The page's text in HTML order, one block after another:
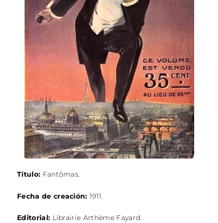
Título: Fantômas.
Fecha de creación: 1911.
Editorial: Librairie Arthème Fayard.